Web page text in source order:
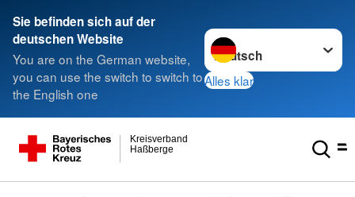
Sie befinden sich auf der
deutschen Website
You are on the German website,
you can use the switch to switch to
the English one
Sprache wechseln zu
Alles klar
Haßberge
Kreisverband